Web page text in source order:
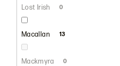
Lost Irish 0
Macallan 13
Mackmyra 0